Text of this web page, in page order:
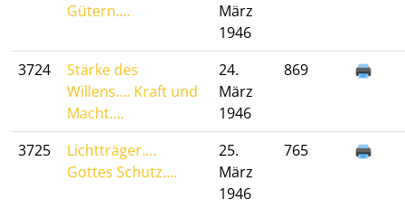
Gütern....
März
1946
3724
Stärke des
Willens.... Kraft und
Macht....
24.
März
1946
869
3725
Lichtträger....
Gottes Schutz....
25.
März
1946
765